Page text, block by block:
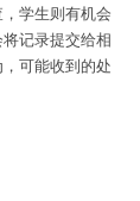
学生则有机会
记录提交给相
可能收到的处